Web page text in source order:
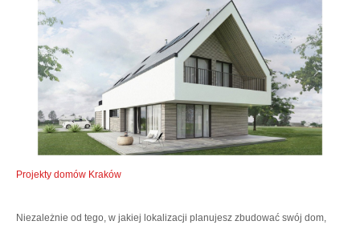
Projekty domów Kraków
Niezależnie od tego, w jakiej lokalizacji planujesz zbudować swój dom,